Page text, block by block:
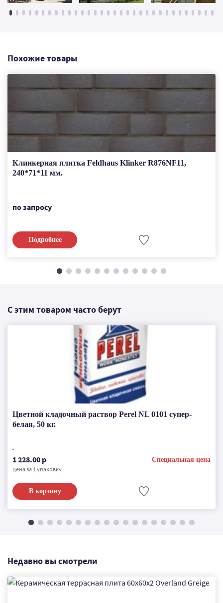
Похожие товары
Клинкерная плитка Feldhaus Klinker R876NF11,
240*71*11 мм.
по запросу
Подробнее
С этим товаром часто берут
Цветной кладочный раствор Perel NL 0101 супер-
белая, 50 кг.
1 228.00 р
Специальная цена
цена за 1 упаковку
В корзину
Недавно вы смотрели